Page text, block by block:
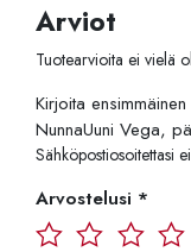
Arviot
Tuotearvioita ei vielä
Kirjoita
NunnaUuni Vega,
Sähköpostiosoitettasi
Arvostelusi *